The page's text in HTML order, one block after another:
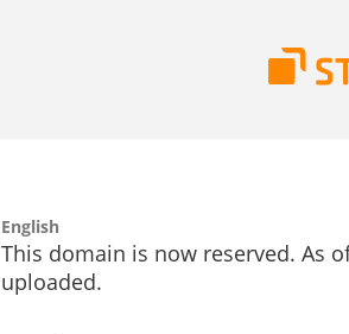
English
This domain is now reserved. As
uploaded.